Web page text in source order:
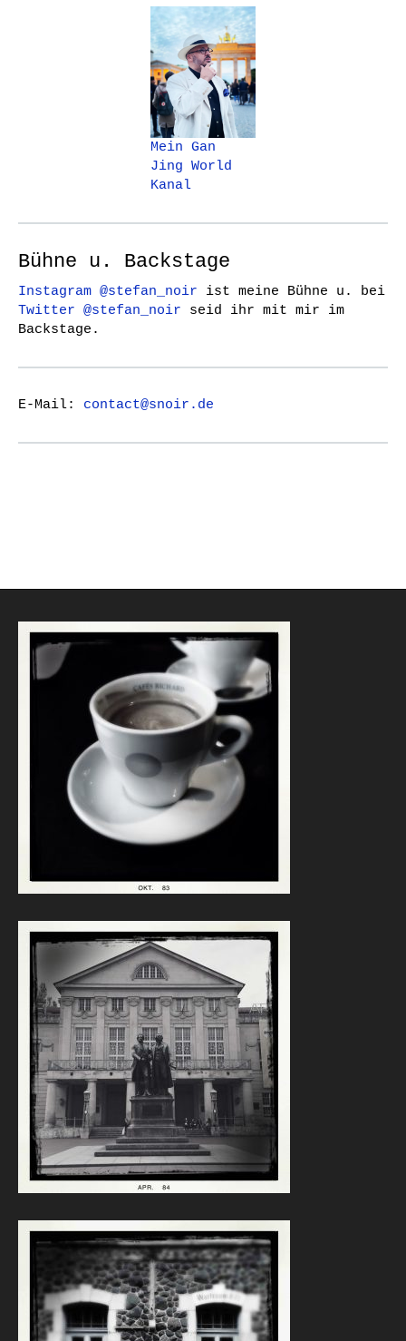
Mein Gan
Jing World
Kanal
Bühne u. Backstage
Instagram @stefan_noir ist meine Bühne u. bei
Twitter @stefan_noir seid ihr mit mir im
Backstage.
E-Mail: contact@snoir.de